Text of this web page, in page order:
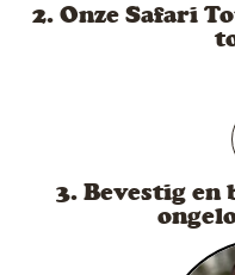
2. Onze Safari
3. Bevestig en